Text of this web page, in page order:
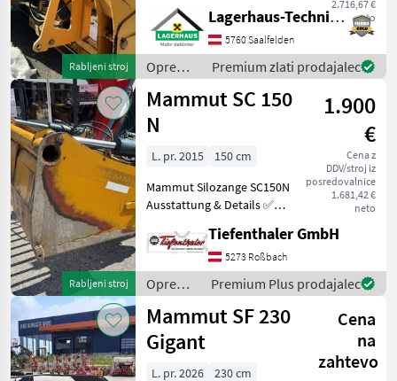
Rabljeni stroj
2.716,67 €
neto
Ihren Besuch
bekanntzugeben, um
ausreichend Zeit für die
Beratung und eventuell
einer Probefahrt für Sie zu
rese
Lagerhaus-Technik Saalfelden
5760 Saalfelden
Oprema
za
krmljenje
/
Mammut
Premium zlati prodajalec
Rabljeni stroj
Mammut SC 150
N
1.900
€
Cena z
DDV/stroj iz
posredovalnice
1.681,42 €
neto
L. pr. 2015
150 cm
Mammut Silozange SC150N
Ausstattung & Details ✅
Besichtigung und
Probefahrt sind nach
Vereinbarung möglich. Der
Standort ist St. Veit im Inn
Tiefenthaler GmbH
5273 Roßbach
Oprema
za
krmljenje
/
Mammut
Premium Plus prodajalec
Mammut SF 230
Gigant
Cena
na
zahtevo
L. pr. 2026
230 cm